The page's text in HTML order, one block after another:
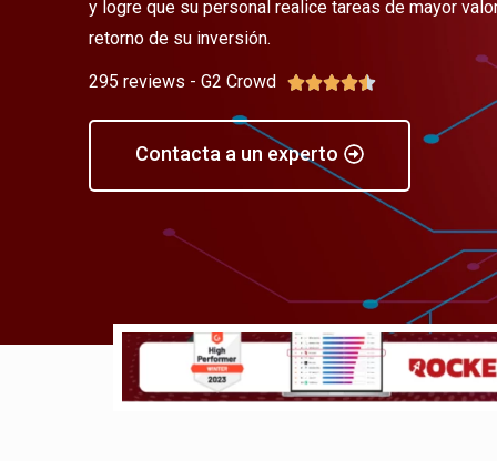
y logre que su personal realice tareas de mayor
retorno de su inversión.
295 reviews - G2 Crowd 
Contacta a un experto